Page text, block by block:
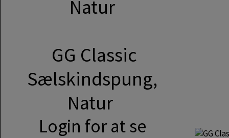
GG Classic
Sælskindspung,
Natur
Login for at se